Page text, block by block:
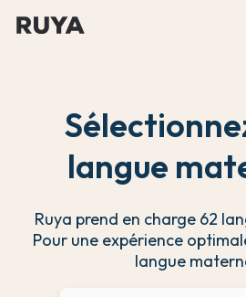
langue
Ruya prend en charge 62
Pour une expérience
langue